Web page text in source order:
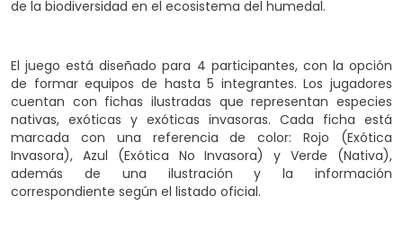
de la biodiversidad en el ecosistema del humedal.
El juego está diseñado para 4 participantes, con la opción
de formar equipos de hasta 5 integrantes. Los jugadores
cuentan con fichas ilustradas que representan especies
nativas, exóticas y exóticas invasoras. Cada ficha está
marcada con una referencia de color: Rojo (Exótica
Invasora), Azul (Exótica No Invasora) y Verde (Nativa),
además de una ilustración y la información
correspondiente según el listado oficial.